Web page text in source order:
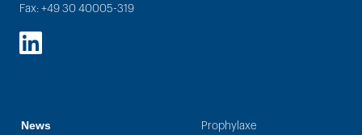
Fax: +49 30 40005-319
LinkedIn
News Prophylaxe